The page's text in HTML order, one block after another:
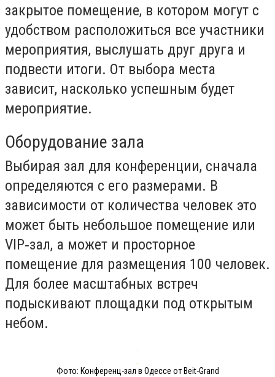
закрытое помещение, в котором могут с
удобством расположиться все участники
мероприятия, выслушать друг друга и
подвести итоги. От выбора места
зависит, насколько успешным будет
мероприятие.
Оборудование зала
Выбирая зал для конференции, сначала
определяются с его размерами. В
зависимости от количества человек это
может быть небольшое помещение или
VIP‑зал, а может и просторное
помещение для размещения 100 человек.
Для более масштабных встреч
подыскивают площадки под открытым
небом.
Фото: Конференц-зал в Одессе от Beit-Grand